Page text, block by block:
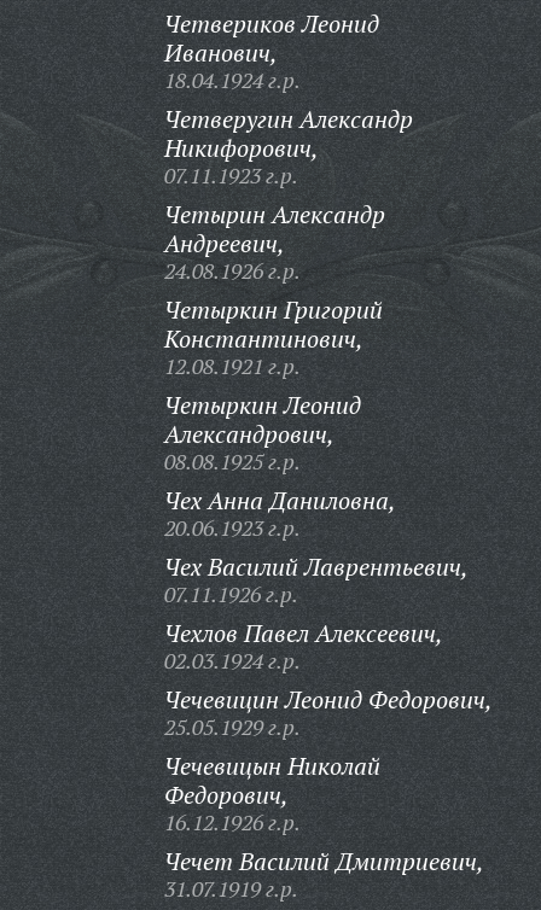
Четвериков Леонид
Иванович,
18.04.1924 г.р.
Четверугин Александр
Никифорович,
07.11.1923 г.р.
Четырин Александр
Андреевич,
24.08.1926 г.р.
Четыркин Григорий
Константинович,
12.08.1921 г.р.
Четыркин Леонид
Александрович,
08.08.1925 г.р.
Чех Анна Даниловна,
20.06.1923 г.р.
Чех Василий Лаврентьевич,
07.11.1926 г.р.
Чехлов Павел Алексеевич,
02.03.1924 г.р.
Чечевицин Леонид Федорович,
25.05.1929 г.р.
Чечевицын Николай
Федорович,
16.12.1926 г.р.
Чечет Василий Дмитриевич,
31.07.1919 г.р.